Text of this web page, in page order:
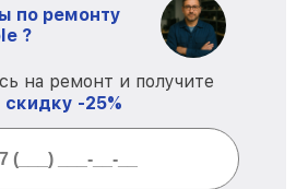
по ремонту
?
на ремонт и получите
скидку -25%